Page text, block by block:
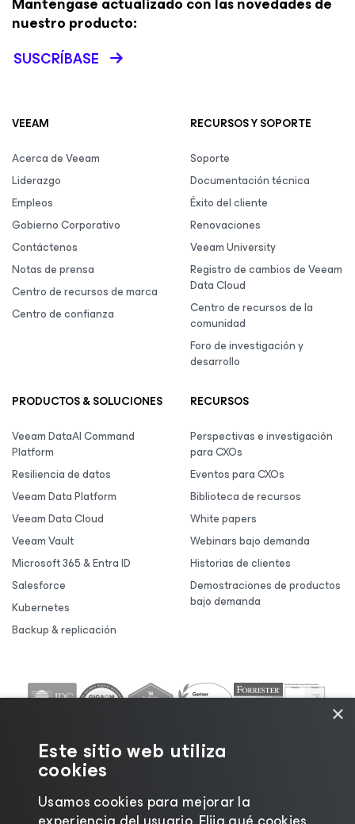
nuestro producto:
SUSCRÍBASE
VEEAM
Acerca de Veeam
Liderazgo
Empleos
Gobierno Corporativo
Contáctenos
Notas de prensa
Centro de recursos de marca
Centro de confianza
RECURSOS Y SOPORTE
Soporte
Documentación técnica
Éxito del cliente
Renovaciones
Veeam University
Registro de cambios de Veeam
Data Cloud
Centro de recursos de la
comunidad
Foro de investigación y
desarrollo
PRODUCTOS & SOLUCIONES
Veeam DataAI Command
Platform
Resiliencia de datos
Veeam Data Platform
Veeam Data Cloud
Veeam Vault
Microsoft 365 & Entra ID
Salesforce
Kubernetes
Backup & replicación
RECURSOS
Perspectivas e investigación
para CXOs
Eventos para CXOs
Biblioteca de recursos
White papers
Webinars bajo demanda
Historias de clientes
Demostraciones de productos
bajo demanda
×
Este sitio web utiliza
cookies
Usamos cookies para mejorar la